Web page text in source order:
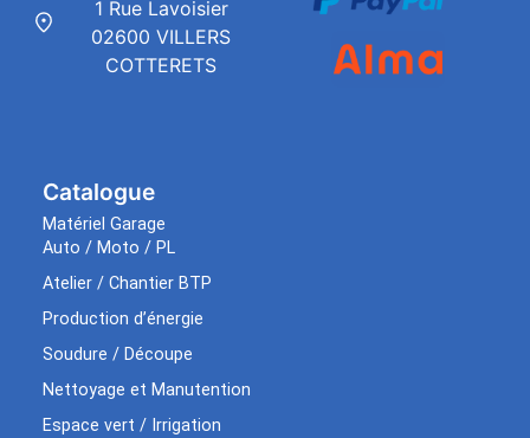
Catalogue
Matériel Garage
Auto / Moto / PL
Atelier / Chantier BTP
Production d’énergie
Soudure / Découpe
Nettoyage et Manutention
Espace vert / Irrigation
1 Rue Lavoisier
02600 VILLERS
COTTERETS